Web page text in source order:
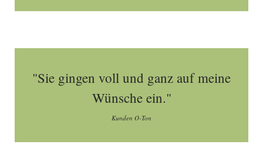
"Sie gingen voll und ganz auf meine
Wünsche ein."
Kunden O-Ton